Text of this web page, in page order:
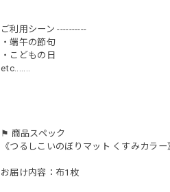
ご利用シーン ----------
・端午の節句
・こどもの日
etc.......
⚑ 商品スペック
《つるしこいのぼりマット くすみカラー
お届け内容：布1枚